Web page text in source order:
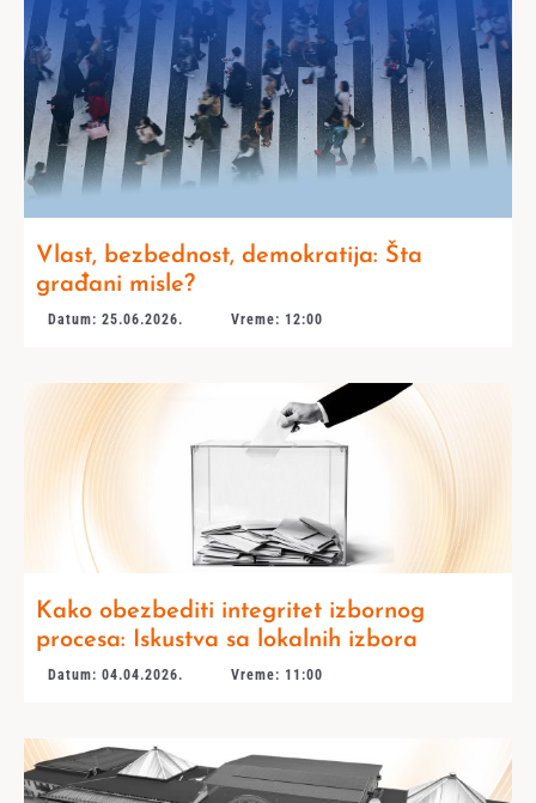
Vlast, bezbednost, demokratija: Šta
građani misle?
Datum: 25.06.2026. Vreme: 12:00
Kako obezbediti integritet izbornog
procesa: Iskustva sa lokalnih izbora
Datum: 04.04.2026. Vreme: 11:00